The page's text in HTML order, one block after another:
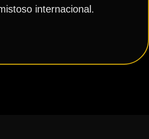
internacional.